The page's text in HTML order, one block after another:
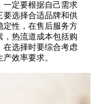
一定要根据自己需求
要选择合适品牌和供
定性 ， 在售后服务方
热流道成本包括购
在选择时要综合考虑
效率要求。